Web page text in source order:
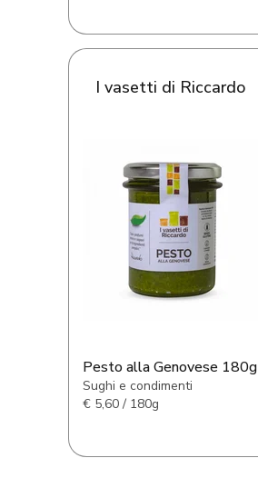
I vasetti di Riccardo
Pesto alla Genovese 180g
Sughi e condimenti
€ 5,60 / 180g